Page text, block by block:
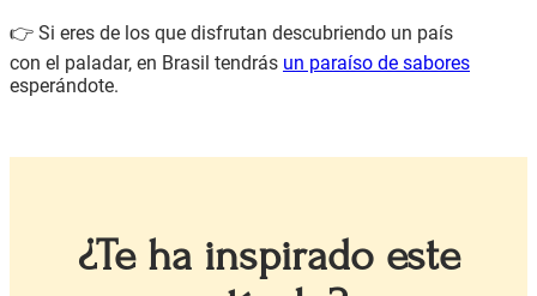
👉 Si eres de los que disfrutan descubriendo un país
con el paladar, en Brasil tendrás un paraíso de sabores
esperándote.
¿Te ha inspirado este